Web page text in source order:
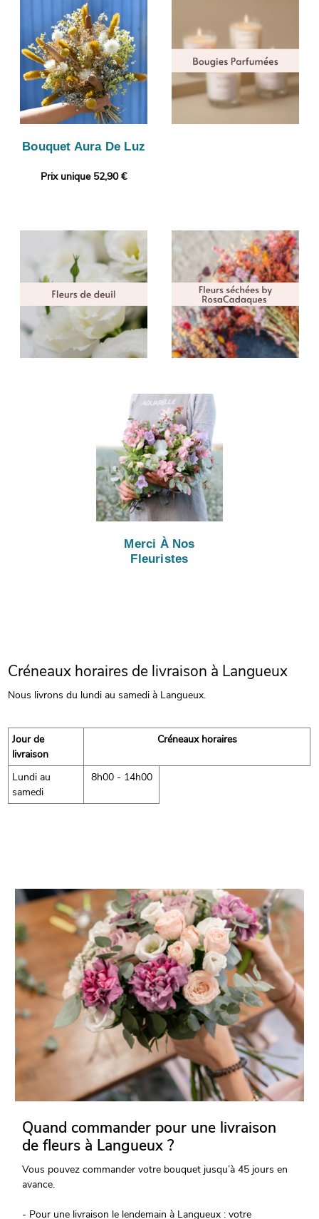
Bouquet Aura De Luz
Prix unique 52,90 €
Merci À Nos
Fleuristes
Créneaux horaires de livraison à Langueux
Nous livrons du lundi au samedi à Langueux.
Jour de
livraison
Créneaux horaires
Lundi au
samedi
8h00 - 14h00
Quand commander pour une livraison
de fleurs à Langueux ?
Vous pouvez commander votre bouquet jusqu’à 45 jours en
avance.
- Pour une livraison le lendemain à Langueux : votre